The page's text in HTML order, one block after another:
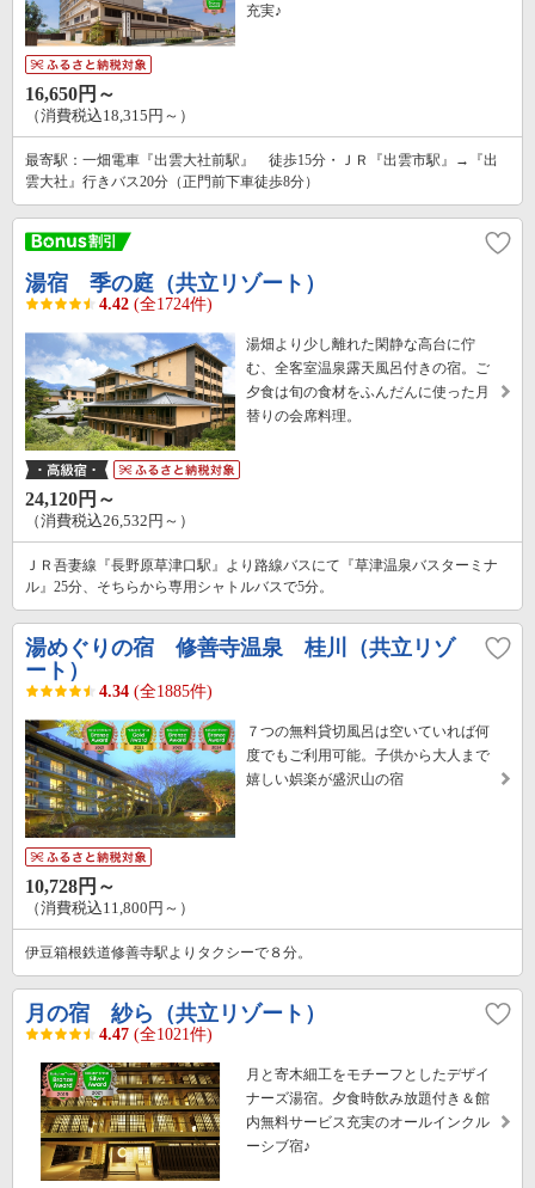
充実♪
16,650円～
（消費税込18,315円～）
最寄駅：一畑電車『出雲大社前駅』 徒歩15分・ＪＲ『出雲市駅』→『出
雲大社』行きバス20分（正門前下車徒歩8分）
湯宿 季の庭（共立リゾート）
4.42 (全1724件)
湯畑より少し離れた閑静な高台に佇
む、全客室温泉露天風呂付きの宿。ご
夕食は旬の食材をふんだんに使った月
替りの会席料理。
24,120円～
（消費税込26,532円～）
ＪＲ吾妻線『長野原草津口駅』より路線バスにて『草津温泉バスターミナ
ル』25分、そちらから専用シャトルバスで5分。
湯めぐりの宿 修善寺温泉 桂川（共立リゾ
ート）
4.34 (全1885件)
７つの無料貸切風呂は空いていれば何
度でもご利用可能。子供から大人まで
嬉しい娯楽が盛沢山の宿
10,728円～
（消費税込11,800円～）
伊豆箱根鉄道修善寺駅よりタクシーで８分。
月の宿 紗ら（共立リゾート）
4.47 (全1021件)
月と寄木細工をモチーフとしたデザイ
ナーズ湯宿。夕食時飲み放題付き＆館
内無料サービス充実のオールインクル
ーシブ宿♪